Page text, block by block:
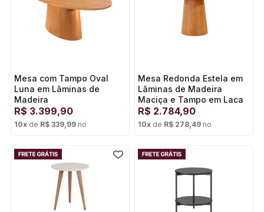
Mesa com Tampo Oval
Luna em Lâminas de
Madeira
R$ 3.399,90
10x de R$ 339,99 no
Mesa Redonda Estela em
Lâminas de Madeira
Maciça e Tampo em Laca
e Vidro
R$ 2.784,90
10x de R$ 278,49 no